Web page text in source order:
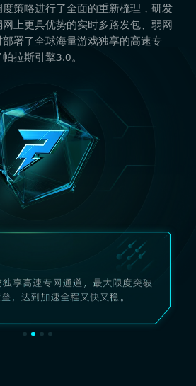
策略进行了全面的重新梳理，研发
上更具优势的实时多路发包、弱网
署了全球海量游戏独享的高速专
拉斯引擎3.0。